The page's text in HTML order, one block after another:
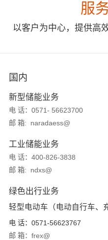
服
以客户为中心，提供高
国内
新型储能业务
电 话：0571- 56623700
邮 箱: naradaess@
工业储能业务
电 话：400-826-3838
邮 箱: ndxs@
绿色出行业务
轻型电动车（电动自行车、
电 话：0571-56623767
邮 箱：frex@